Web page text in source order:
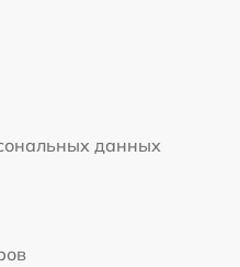
данных